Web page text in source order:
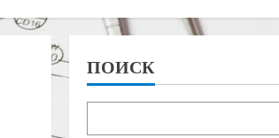
ПОИСК